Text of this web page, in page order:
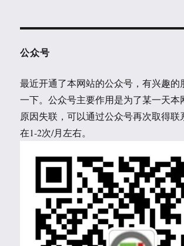
公众号
最近开通了本网站的公众号，有兴趣的
一下。公众号主要作用是为了某一天本
原因失联，可以通过公众号再次取得联
在1-2次/月左右。